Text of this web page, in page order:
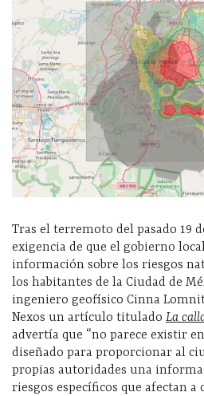
Tras el terremoto del pasado 19
exigencia de que el gobierno
información sobre los riesgos
los habitantes de la Ciudad de
ingeniero geofísico Cinna
Nexos un artículo titulado La
advertía que “no parece existir
diseñado para proporcionar al
propias autoridades una
riesgos específicos que afectan a